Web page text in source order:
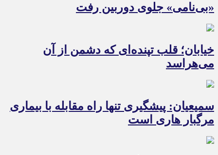
«بی‌نامی» جلوی دوربین رفت
خیابان؛ قلب تپنده‌ای که دشمن از آن
می‌هراسد
سمیعیان: پیشگیری تنها راه مقابله با بیماری
مرگبار هاری است